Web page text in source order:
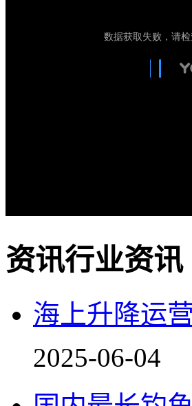
资讯行业资讯
海上升降运
2025-06-04